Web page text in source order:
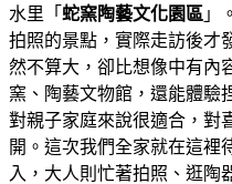
水里「 蛇窯陶藝文化園區 」
拍照的景點，實際走訪後才
然不算大，卻比想像中有內
窯、陶藝文物館，還能體驗
對親子家庭來說很適合，對
開。這次我們全家就在這裡
入，大人則忙著拍照、逛陶